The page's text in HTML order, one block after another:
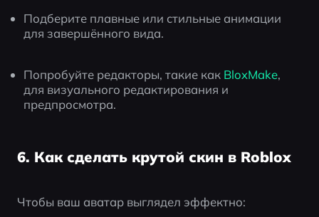
Подберите плавные или стильные анимации
для завершённого вида.
Попробуйте редакторы, такие как BloxMake,
для визуального редактирования и
предпросмотра.
6. Как сделать крутой скин в Roblox
Чтобы ваш аватар выглядел эффектно: